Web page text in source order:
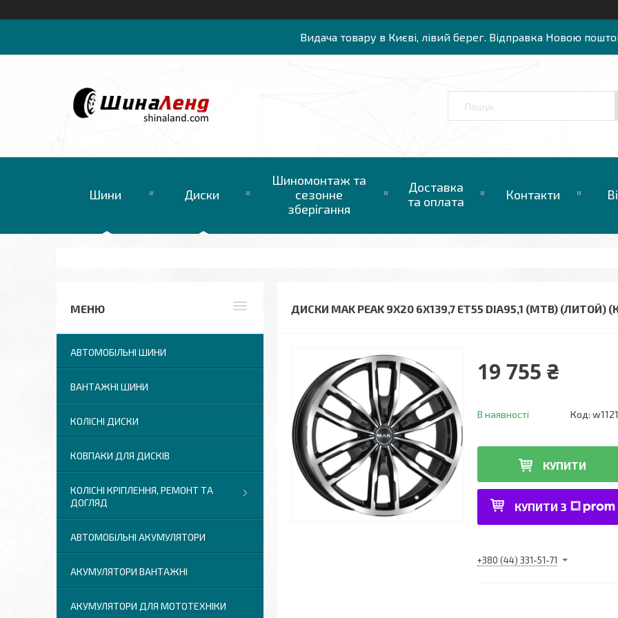
Видача товару в Києві, лівий берег. Відправка Новою
Шини Диски
Шиномонтаж та
сезонне
зберігання
Доставка
та оплата
Контакти
ДИСКИ MAK PEAK 9X20 6X139,7 ET55 DIA95,1 (MTB) (ЛИТОЙ)
19 755 ₴
В наявності Код:
КУПИТИ
КУПИТИ З
+380 (44) 331-51-71
АВТОМОБІЛЬНІ ШИНИ
ВАНТАЖНІ ШИНИ
КОЛІСНІ ДИСКИ
КОВПАКИ ДЛЯ ДИСКІВ
КОЛІСНІ КРІПЛЕННЯ, РЕМОНТ ТА
ДОГЛЯД
АВТОМОБІЛЬНІ АКУМУЛЯТОРИ
АКУМУЛЯТОРИ ВАНТАЖНІ
АКУМУЛЯТОРИ ДЛЯ МОТОТЕХНІКИ